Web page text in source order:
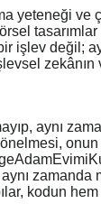
ve
işlev değil;
aynı
onun
zamanda
kodun hem